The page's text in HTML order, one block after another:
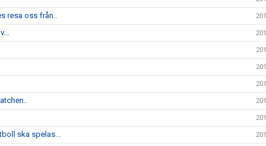
resa oss från..
ska spelas...